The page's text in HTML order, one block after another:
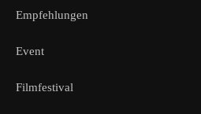
Empfehlungen
Event
Filmfestival